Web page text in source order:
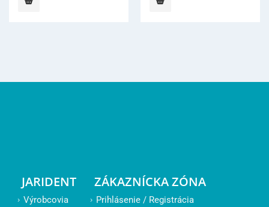
JARIDENT
Výrobcovia
ZÁKAZNÍCKA ZÓNA
Prihlásenie / Registrácia